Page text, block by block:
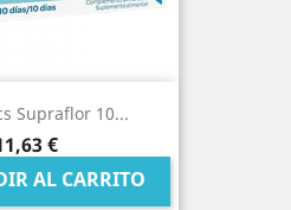
Supraflor 10...
€
AL CARRITO